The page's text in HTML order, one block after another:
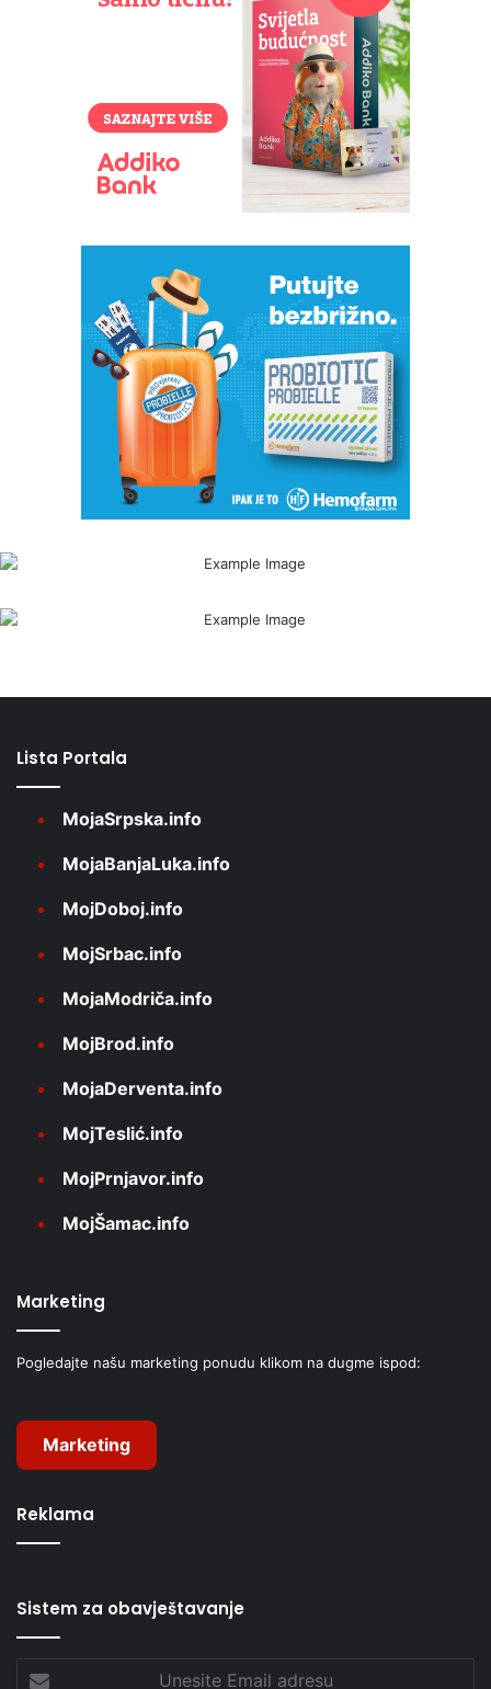
Lista Portala
MojaSrpska.info
MojaBanjaLuka.info
MojDoboj.info
MojSrbac.info
MojaModriča.info
MojBrod.info
MojaDerventa.info
MojTeslić.info
MojPrnjavor.info
MojŠamac.info
Marketing
Pogledajte našu marketing ponudu klikom na dugme ispod:
Marketing
Reklama
Sistem za obavještavanje